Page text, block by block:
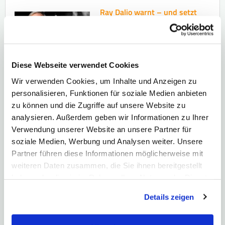
Diese Webseite verwendet Cookies
Wir verwenden Cookies, um Inhalte und Anzeigen zu
personalisieren, Funktionen für soziale Medien anbieten
zu können und die Zugriffe auf unsere Website zu
analysieren. Außerdem geben wir Informationen zu Ihrer
Verwendung unserer Website an unsere Partner für
soziale Medien, Werbung und Analysen weiter. Unsere
Partner führen diese Informationen möglicherweise mit
weiteren Daten zusammen, die Sie ihnen bereitgestellt
Impressum.
Details zeigen
Ray Dalio warnt – und setzt
jetzt auf diese Aktien!
Befinden wir uns in einer KI-
Blase? Ray Dalio sagt ja – erklärt
trotzdem investiert bleiben
setzt. ...mehr
Rendite-Spezialisten
Geld vermehren trotz Mini-
Zinsen! Die Rendite-
Spezialisten zeigen wie es
geht...
...mehr
ETF nach der Korrektur